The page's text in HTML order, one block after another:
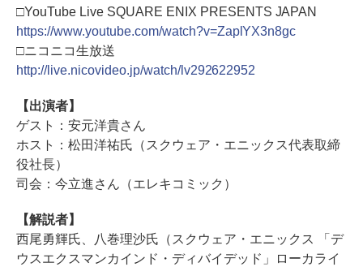
□YouTube Live SQUARE ENIX PRESENTS JAPAN
https://www.youtube.com/watch?v=ZaplYX3n8gc
□ニコニコ生放送
http://live.nicovideo.jp/watch/lv292622952
【出演者】
ゲスト：安元洋貴さん
ホスト：松田洋祐氏（スクウェア・エニックス代表取締
役社長）
司会：今立進さん（エレキコミック）
【解説者】
西尾勇輝氏、八巻理沙氏（スクウェア・エニックス 「デ
ウスエクスマンカインド・ディバイデッド」ローカライ